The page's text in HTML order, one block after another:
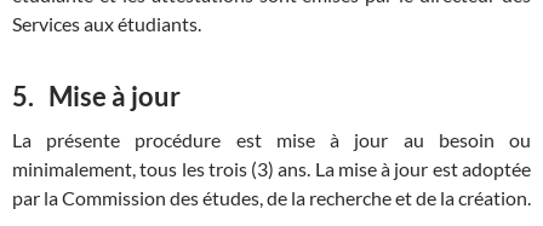
Services aux étudiants.
5. Mise à jour
La présente procédure est mise à jour au besoin ou
minimalement, tous les trois (3) ans. La mise à jour est adoptée
par la Commission des études, de la recherche et de la création.